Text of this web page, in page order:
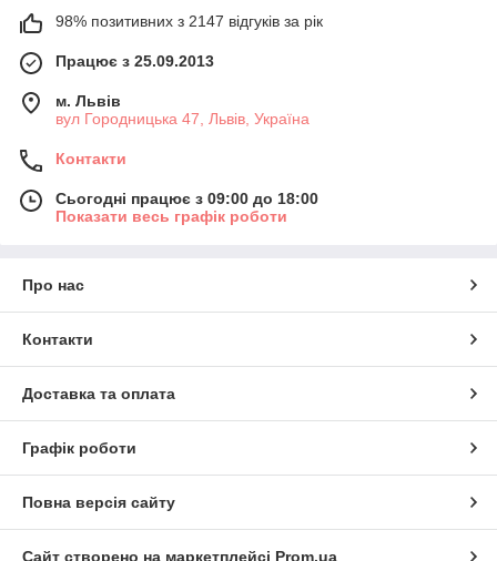
98% позитивних з 2147 відгуків за рік
Працює з 25.09.2013
м. Львів
вул Городницька 47, Львів, Україна
Контакти
Сьогодні працює з 09:00 до 18:00
Показати весь графік роботи
Про нас
Контакти
Доставка та оплата
Графік роботи
Повна версія сайту
Сайт створено на маркетплейсі Prom.ua